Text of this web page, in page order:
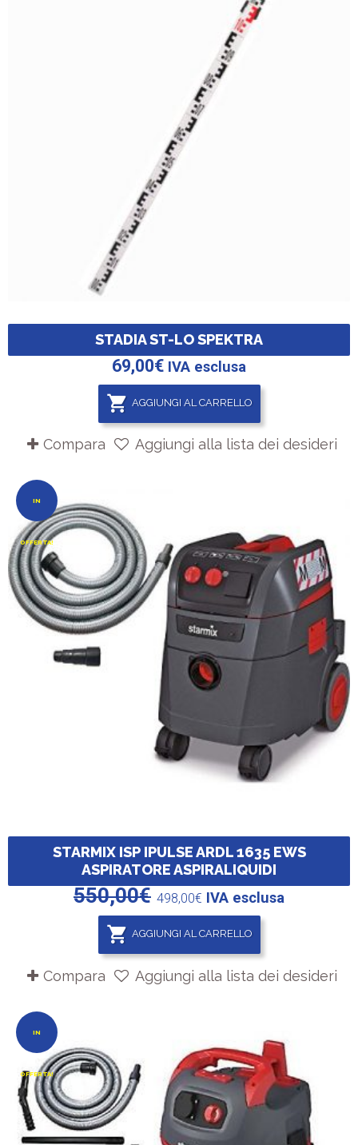
STADIA ST-LO SPEKTRA
69,00€ IVA esclusa
AGGIUNGI AL CARRELLO
Compara Aggiungi alla lista dei desideri
IN
OFFERTA!
STARMIX ISP IPULSE ARDL 1635 EWS
ASPIRATORE ASPIRALIQUIDI
550,00€ 498,00€ IVA esclusa
AGGIUNGI AL CARRELLO
Compara Aggiungi alla lista dei desideri
IN
OFFERTA!